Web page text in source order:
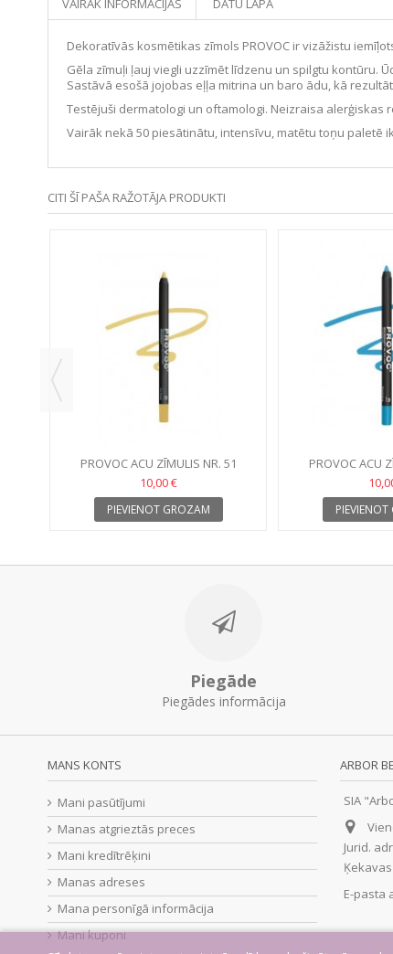
VAIRĀK INFORMĀCIJAS DATU LAPA
Dekoratīvās kosmētikas zīmols PROVOC ir vizāžistu
Gēla zīmuļi ļauj viegli uzzīmēt līdzenu un spilgtu kontūru.
Sastāvā esošā jojobas eļļa mitrina un baro ādu, kā
Testējuši dermatologi un oftamologi. Neizraisa alerģiskas
Vairāk nekā 50 piesātinātu, intensīvu, matētu toņu paletē
CITI ŠĪ PAŠA RAŽOTĀJA PRODUKTI
PROVOC ACU ZĪMULIS NR. 51
10,00 €
PIEVIENOT GROZAM
PROVOC ACU
Piegāde
Piegādes informācija
MANS KONTS
Mani pasūtījumi
Manas atgrieztās preces
Mani kredītrēķini
Manas adreses
Mana personīgā informācija
Mani kuponi
ARBOR
SIA
Jurid.
E-pasta